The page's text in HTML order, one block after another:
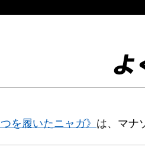
よ
を履いたニャガ》 は、マナ